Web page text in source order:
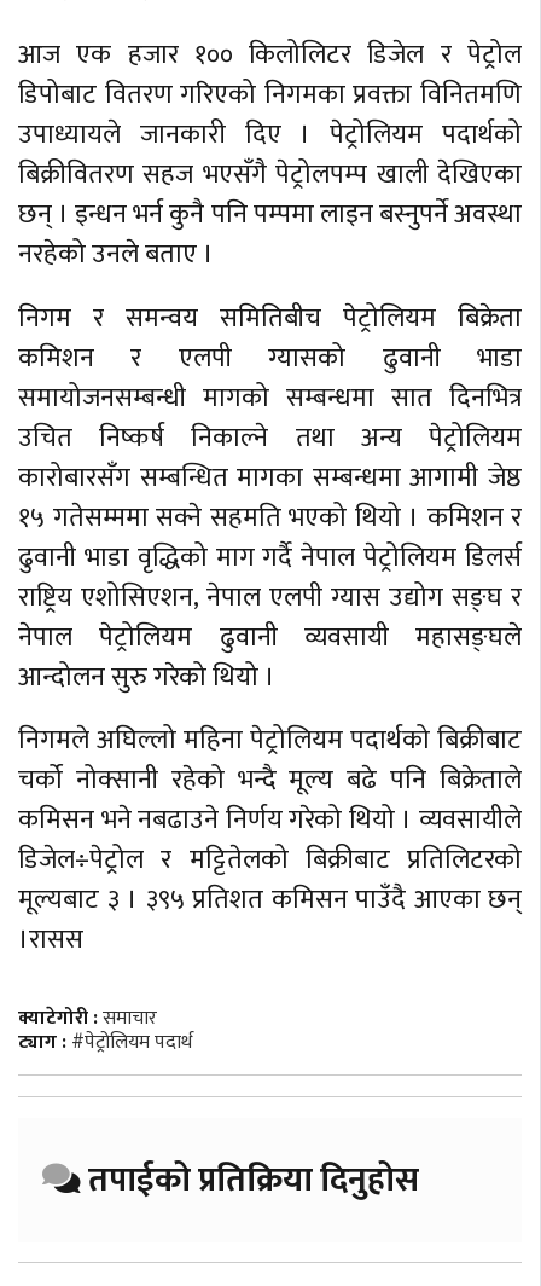
आज एक हजार १०० किलोलिटर डिजेल र पेट्रोल
डिपोबाट वितरण गरिएको निगमका प्रवक्ता विनितमणि
उपाध्यायले जानकारी दिए । पेट्रोलियम पदार्थको
बिक्रीवितरण सहज भएसँगै पेट्रोलपम्प खाली देखिएका
छन् । इन्धन भर्न कुनै पनि पम्पमा लाइन बस्नुपर्ने अवस्था
नरहेको उनले बताए ।
निगम र समन्वय समितिबीच पेट्रोलियम बिक्रेता
कमिशन र एलपी ग्यासको ढुवानी भाडा
समायोजनसम्बन्धी मागको सम्बन्धमा सात दिनभित्र
उचित निष्कर्ष निकाल्ने तथा अन्य पेट्रोलियम
कारोबारसँग सम्बन्धित मागका सम्बन्धमा आगामी जेष्ठ
१५ गतेसम्ममा सक्ने सहमति भएको थियो । कमिशन र
ढुवानी भाडा वृद्धिको माग गर्दै नेपाल पेट्रोलियम डिलर्स
राष्ट्रिय एशोसिएशन, नेपाल एलपी ग्यास उद्योग सङ्घ र
नेपाल पेट्रोलियम ढुवानी व्यवसायी महासङ्घले
आन्दोलन सुरु गरेको थियो ।
निगमले अघिल्लो महिना पेट्रोलियम पदार्थको बिक्रीबाट
चर्को नोक्सानी रहेको भन्दै मूल्य बढे पनि बिक्रेताले
कमिसन भने नबढाउने निर्णय गरेको थियो । व्यवसायीले
डिजेल÷पेट्रोल र मट्टितेलको बिक्रीबाट प्रतिलिटरको
मूल्यबाट ३ । ३९५ प्रतिशत कमिसन पाउँदै आएका छन्
।रासस
क्याटेगोरी :समाचार
ट्याग :#पेट्रोलियम पदार्थ
तपाईको प्रतिक्रिया दिनुहोस